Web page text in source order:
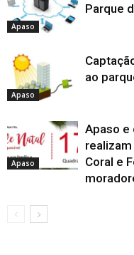
Apaso
Parque
Apaso
ao
Apaso
Apaso e
Coral e